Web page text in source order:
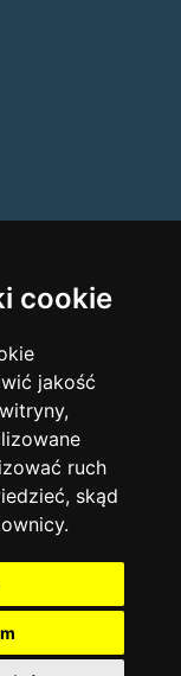
cookie
jakość
ruch
skąd